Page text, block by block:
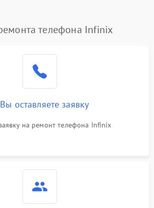
4000 ₽ Подробнее →
телефона Infinix
оставляете заявку
на ремонт телефона Infinix